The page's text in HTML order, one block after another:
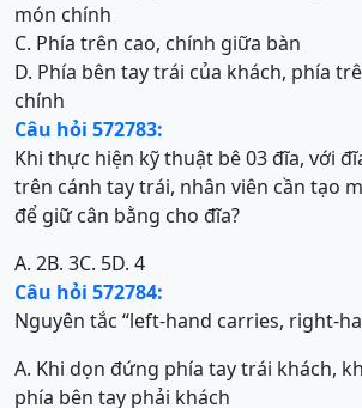
món chính
C. Phía trên cao, chính giữa bàn
D. Phía bên tay trái của khách, phía
chính
Câu hỏi 572783:
Khi thực hiện kỹ thuật bê 03 đĩa, với
trên cánh tay trái, nhân viên cần tạo
để giữ cân bằng cho đĩa?
A. 2B. 3C. 5D. 4
Câu hỏi 572784:
Nguyên tắc “left-hand carries, right-
A. Khi dọn đứng phía tay trái khách,
phía bên tay phải khách